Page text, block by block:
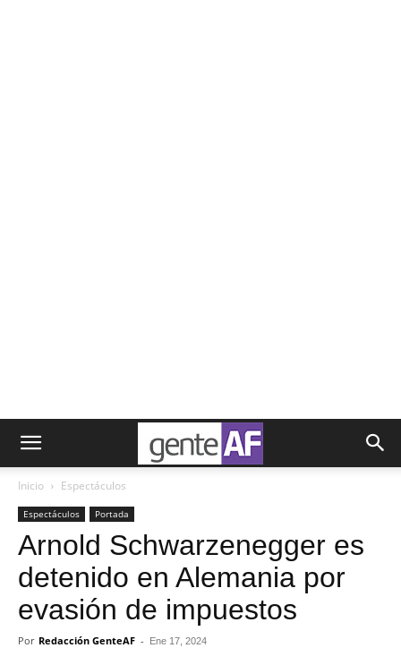
Inicio Espectáculos
Espectáculos Portada
Arnold Schwarzenegger es
detenido en Alemania por
evasión de impuestos
Por Redacción GenteAF - Ene 17, 2024